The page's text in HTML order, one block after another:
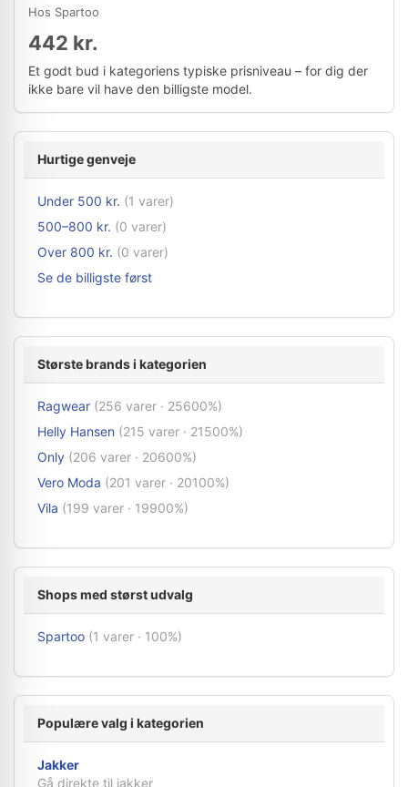
Hos Spartoo
442 kr.
Et godt bud i kategoriens typiske prisniveau – for dig der
ikke bare vil have den billigste model.
Hurtige genveje
Under 500 kr. (1 varer)
500–800 kr. (0 varer)
Over 800 kr. (0 varer)
Se de billigste først
Største brands i kategorien
Ragwear (256 varer · 25600%)
Helly Hansen (215 varer · 21500%)
Only (206 varer · 20600%)
Vero Moda (201 varer · 20100%)
Vila (199 varer · 19900%)
Shops med størst udvalg
Spartoo (1 varer · 100%)
Populære valg i kategorien
Jakker
Gå direkte til jakker